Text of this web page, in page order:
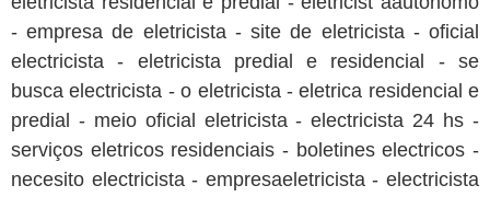
- empresa de eletricista - site de eletricista - oficial
electricista - eletricista predial e residencial - se
busca electricista - o eletricista - eletrica residencial e
predial - meio oficial eletricista - electricista 24 hs -
serviços eletricos residenciais - boletines electricos -
necesito electricista - empresaeletricista - electricista